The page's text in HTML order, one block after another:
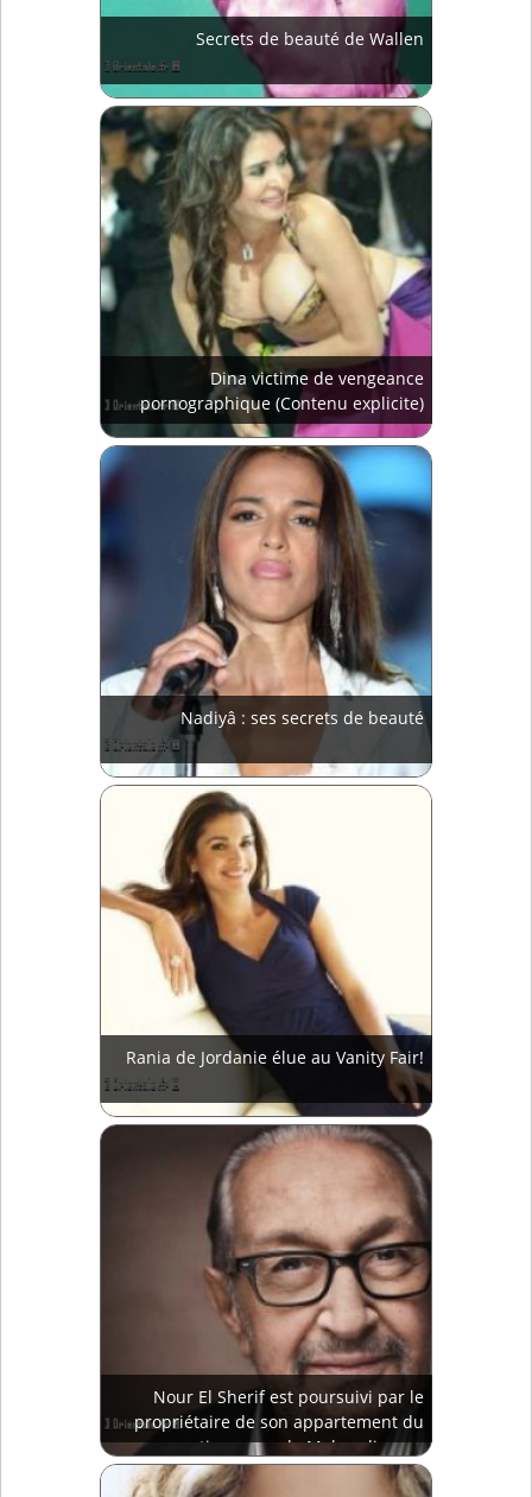
Secrets de beauté de Wallen
Dina victime de vengeance
pornographique (Contenu explicite)
Nadiyâ : ses secrets de beauté
Rania de Jordanie élue au Vanity Fair!
Nour El Sherif est poursuivi par le
propriétaire de son appartement du
quartier cossu de Mohandisseen